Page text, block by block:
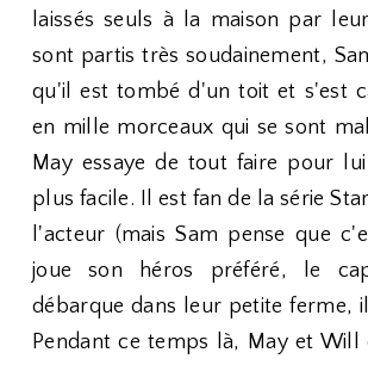
laissés seuls à la maison par
sont partis très soudainement,
qu'il est tombé d'un toit et s'est
en mille morceaux qui se sont
May essaye de tout faire pour
plus facile. Il est fan de la série
l'acteur (mais Sam pense que
joue son héros préféré, le
débarque dans leur petite ferme,
Pendant ce temps là, May et Will